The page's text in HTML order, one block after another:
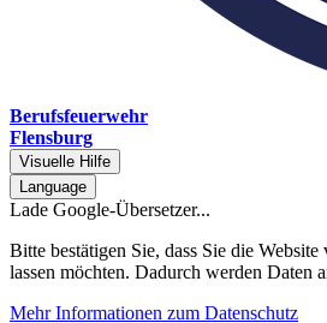
Berufsfeuerwehr
Flensburg
Visuelle Hilfe
Language
Lade Google-Übersetzer...
Bitte bestätigen Sie, dass Sie die
lassen möchten. Dadurch werden Daten
Mehr Informationen zum Datenschutz